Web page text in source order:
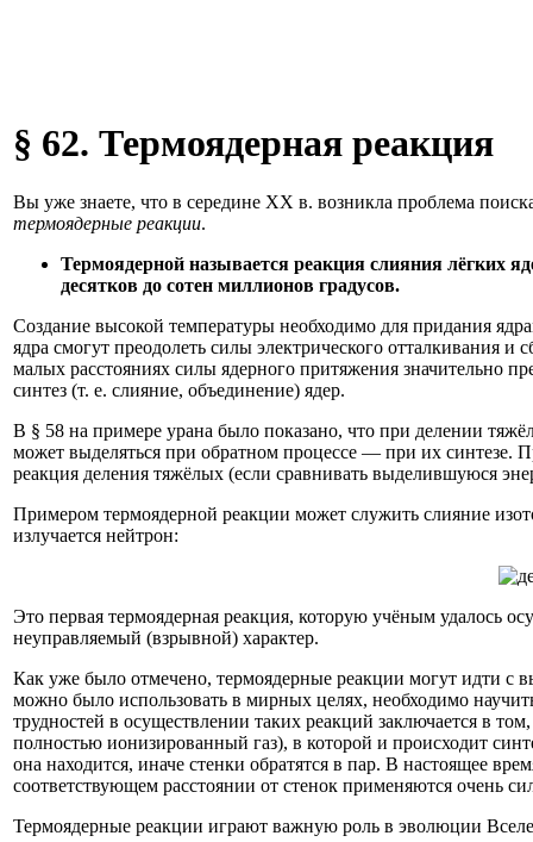
§ 62. Термоядерная реакция
Вы уже знаете, что в середине XX в. возникла проблема
термоядерные реакции.
Термоядерной называется реакция слияния лёгких
десятков до сотен миллионов градусов.
Создание высокой температуры необходимо для придания
ядра смогут преодолеть силы электрического отталкивания и
малых расстояниях силы ядерного притяжения значительно
синтез (т. е. слияние, объединение) ядер.
В § 58 на примере урана было показано, что при делении
может выделяться при обратном процессе — при их синтезе.
реакция деления тяжёлых (если сравнивать выделившуюся
Примером термоядерной реакции может служить слияние
излучается нейтрон:
Это первая термоядерная реакция, которую учёным удалось
неуправляемый (взрывной) характер.
Как уже было отмечено, термоядерные реакции могут идти с
можно было использовать в мирных целях, необходимо
трудностей в осуществлении таких реакций заключается в
полностью ионизированный газ), в которой и происходит
она находится, иначе стенки обратятся в пар. В настоящее
соответствующем расстоянии от стенок применяются очень
Термоядерные реакции играют важную роль в эволюции